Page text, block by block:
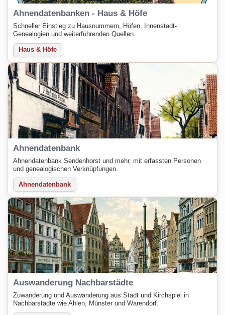
Ahnendatenbanken - Haus & Höfe
Schneller Einstieg zu Hausnummern, Höfen, Innenstadt-
Genealogien und weiterführenden Quellen.
Haus & Höfe
Ahnendatenbank
Ahnendatenbank Sendenhorst und mehr, mit erfassten Personen
und genealogischen Verknüpfungen.
Ahnendatenbank
Auswanderung Nachbarstädte
Zuwanderung und Auswanderung aus Stadt und Kirchspiel in
Nachbarstädte wie Ahlen, Münster und Warendorf.